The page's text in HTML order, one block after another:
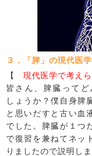
３．「脾」の現代医
【 現代医学で考え
皆さん、脾臓って
しょうか？僕自身脾
と思いだすと古い血
でした。脾臓が１つ
で復習を兼ねてネッ
りましたので説明しま